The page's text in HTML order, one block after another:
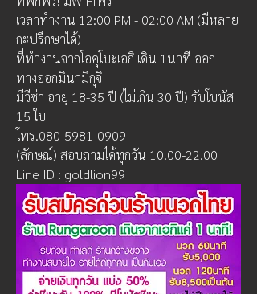
เวลาทำงาน 12:00 PM - 02:00 AM (มีหลาย
กะปรึกษาได้)
ที่ทำงานจากโอคุโบะเอกิ เดิน 1นาที ออก
ทางออกมินามิกุจิ
มีวีซ่า อายุ 18-35 ปี (ไม่เกิน 30 ปี) รับโบนัส
15 ใบ
โทร.080-5981-0909
(ลักษณ์) สอบถามได้ทุกวัน 10.00-22.00
Line ID : goldlion99